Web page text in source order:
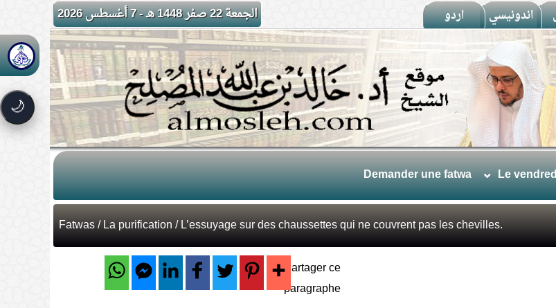
اندونيسي اردو الجمعة 22 صفر 1448 هـ - 7 أغسطس 2026
🌙
Le
Demander une fatwa
Fatwas/La purification/ L’essuyage sur des chaussettes qui ne couvrent pas les chevilles.
Partager ce
paragraphe